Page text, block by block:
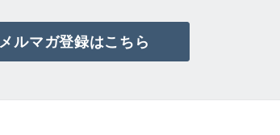
メルマガ登録はこちら